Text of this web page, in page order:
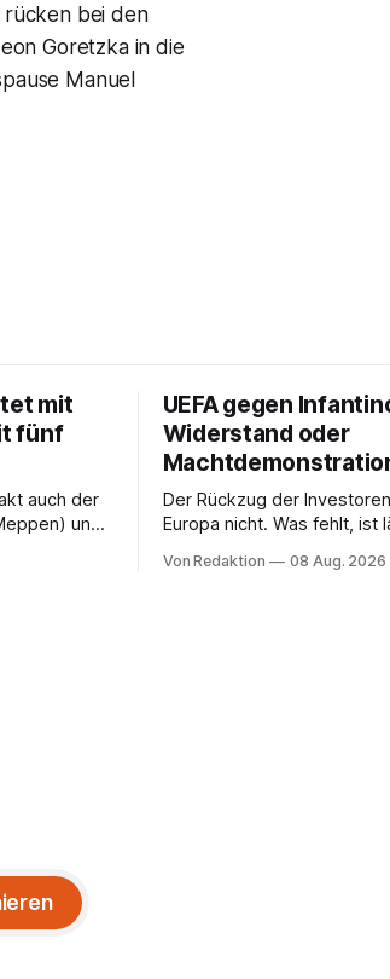
bei den
Goretzka in die
Manuel
mit
fünf
auch der
und
UEFA gegen
Widerstand oder
Der Rückzug der
Europa nicht. Was fehlt, ist
einzelnen Mannes
Von Redaktion 08 Aug. 2026